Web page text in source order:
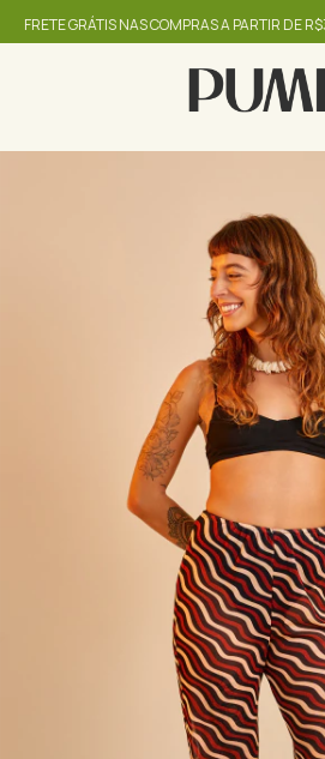
GRÁTIS NAS COMPRAS A PARTIR DE R$399